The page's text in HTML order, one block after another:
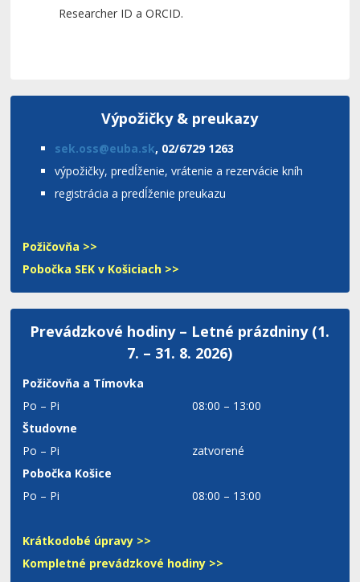
Researcher ID a ORCID.
Výpožičky & preukazy
sek.oss@euba.sk, 02/6729 1263
výpožičky, predĺženie, vrátenie a rezervácie kníh
registrácia a predĺženie preukazu
Požičovňa >>
Pobočka SEK v Košiciach >>
Prevádzkové hodiny – Letné prázdniny (1.
7. – 31. 8. 2026)
Požičovňa a Tímovka
Po – Pi
08:00 – 13:00
Študovne
Po – Pi
zatvorené
Pobočka Košice
Po – Pi
08:00 – 13:00
Krátkodobé úpravy >>
Kompletné prevádzkové hodiny >>